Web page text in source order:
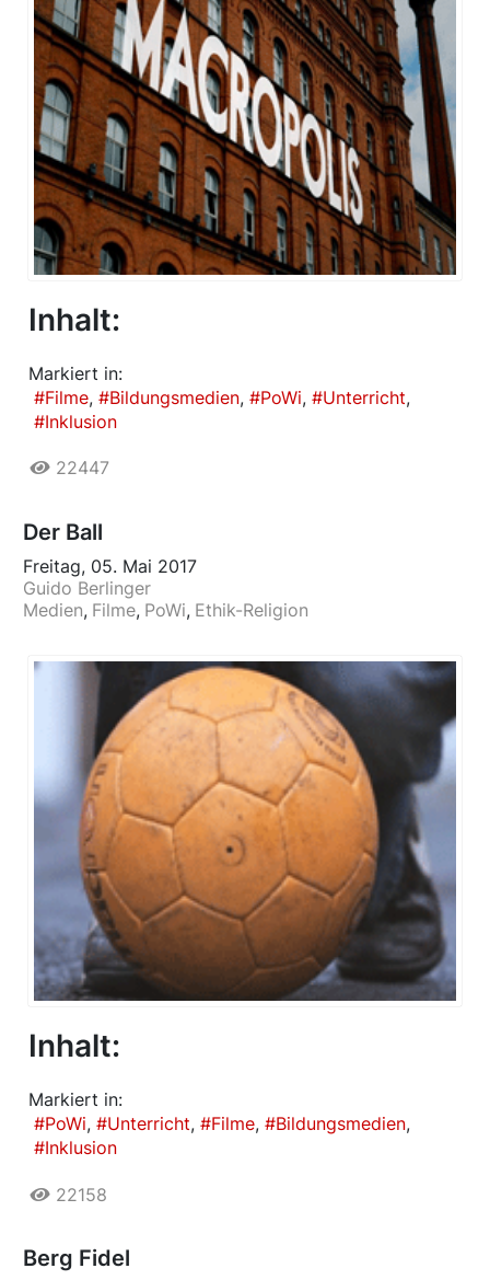
Inhalt:
Markiert in:
Filme
Bildungsmedien PoWi
Unterricht
Inklusion
22447
Der Ball
Freitag, 05. Mai 2017
Guido Berlinger
Medien Filme PoWi Ethik-Religion
Inhalt:
Markiert in:
PoWi
Unterricht Filme
Bildungsmedien
Inklusion
22158
Berg Fidel